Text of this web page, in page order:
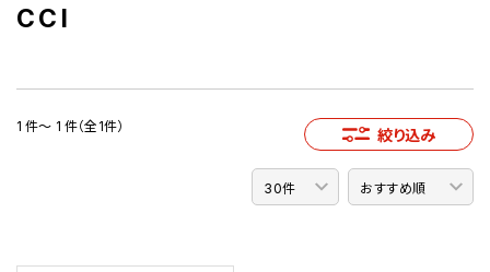
CCI
1 件～ 1 件（全1件） 絞り込み